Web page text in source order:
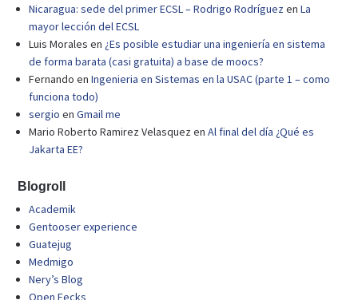
Nicaragua: sede del primer ECSL – Rodrigo RodríguezenLa
mayor lección del ECSL
Luis Morales en ¿Es posible estudiar una ingeniería en sistema
de forma barata (casi gratuita) a base de moocs?
Fernando enIngenieria en Sistemas en la USAC (parte 1 – como
funciona todo)
sergio enGmail me
Mario Roberto Ramirez VelasquezenAl final del día ¿Qué es
Jakarta EE?
Blogroll
Academik
Gentooser experience
Guatejug
Medmigo
Nery’s Blog
Open Fecks